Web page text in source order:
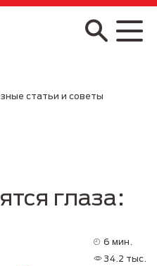
статьи и советы
глаза:
6 мин.
34.2 тыс.